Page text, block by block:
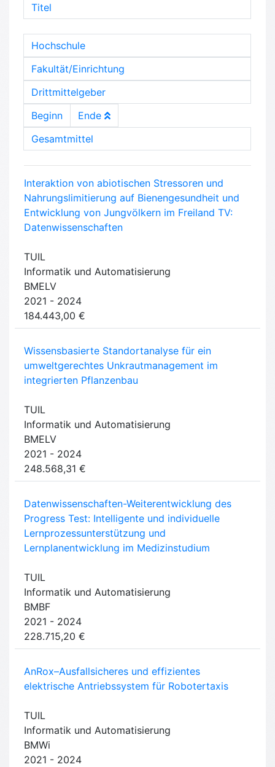
Titel
Hochschule
Fakultät/Einrichtung
Drittmittelgeber
Beginn
Ende
Gesamtmittel
Interaktion von abiotischen Stressoren und
Nahrungslimitierung auf Bienengesundheit und
Entwicklung von Jungvölkern im Freiland TV:
Datenwissenschaften
TUIL
Informatik und Automatisierung
BMELV
2021 - 2024
184.443,00 €
Wissensbasierte Standortanalyse für ein
umweltgerechtes Unkrautmanagement im
integrierten Pflanzenbau
TUIL
Informatik und Automatisierung
BMELV
2021 - 2024
248.568,31 €
Datenwissenschaften-Weiterentwicklung des
Progress Test: Intelligente und individuelle
Lernprozessunterstützung und
Lernplanentwicklung im Medizinstudium
TUIL
Informatik und Automatisierung
BMBF
2021 - 2024
228.715,20 €
AnRox–Ausfallsicheres und effizientes
elektrische Antriebssystem für Robotertaxis
TUIL
Informatik und Automatisierung
BMWi
2021 - 2024